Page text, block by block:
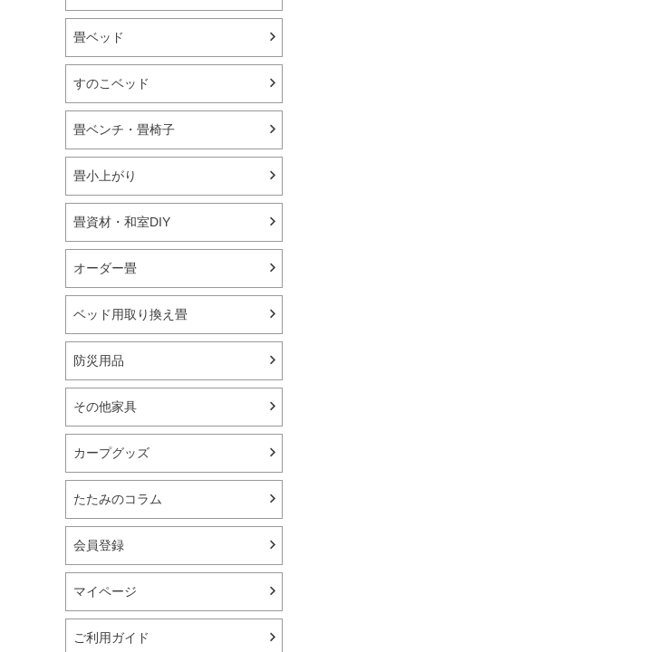
畳ベッド
すのこベッド
畳ベンチ・畳椅子
畳小上がり
畳資材・和室DIY
オーダー畳
ベッド用取り換え畳
防災用品
その他家具
カープグッズ
たたみのコラム
会員登録
マイページ
ご利用ガイド